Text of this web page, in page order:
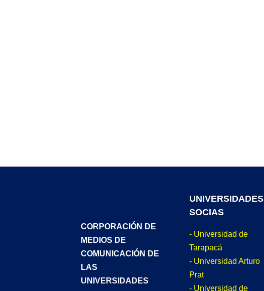
CORPORACIÓN DE
MEDIOS DE
COMUNICACIÓN DE
LAS
UNIVERSIDADES
UNIVERSIDADES
SOCIAS
- Universidad de
Tarapacá
- Universidad Arturo
Prat
- Universidad de